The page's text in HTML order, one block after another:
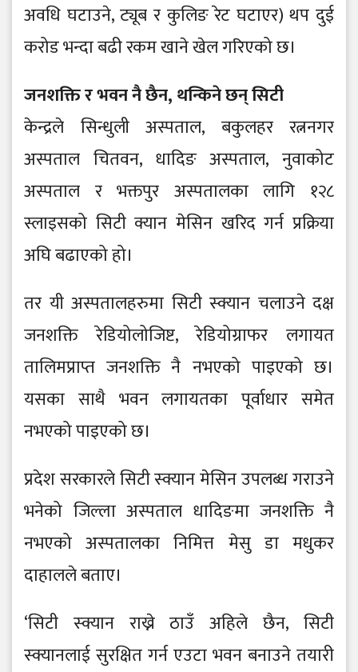
अवधि घटाउने, ट्यूब र कुलिङ रेट घटाएर) थप दुई
करोड भन्दा बढी रकम खाने खेल गरिएको छ।
जनशक्ति र भवन नै छैन, थन्किने छन् सिटी
केन्द्रले सिन्धुली अस्पताल, बकुलहर रत्ननगर
अस्पताल चितवन, धादिङ अस्पताल, नुवाकोट
अस्पताल र भक्तपुर अस्पतालका लागि १२८
स्लाइसको सिटी क्यान मेसिन खरिद गर्न प्रक्रिया
अघि बढाएको हो।
तर यी अस्पतालहरुमा सिटी स्क्यान चलाउने दक्ष
जनशक्ति रेडियोलोजिष्ट, रेडियोग्राफर लगायत
तालिमप्राप्त जनशक्ति नै नभएको पाइएको छ।
यसका साथै भवन लगायतका पूर्वाधार समेत
नभएको पाइएको छ।
प्रदेश सरकारले सिटी स्क्यान मेसिन उपलब्ध गराउने
भनेको जिल्ला अस्पताल धादिङमा जनशक्ति नै
नभएको अस्पतालका निमित्त मेसु डा मधुकर
दाहालले बताए।
‘सिटी स्क्यान राख्ने ठाउँ अहिले छैन, सिटी
स्क्यानलाई सुरक्षित गर्न एउटा भवन बनाउने तयारी